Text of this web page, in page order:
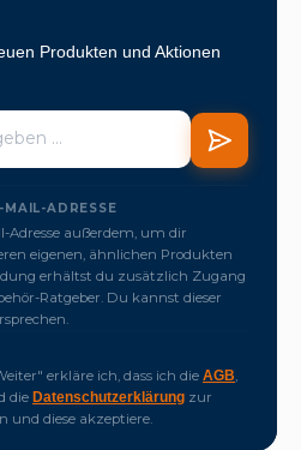
Produkten und Aktionen
MAIL-ADRESSE
Adresse außerdem, um dir
eigenen, ähnlichen Produkten
erhältst du zusätzlich Zugang
Ratgeber. Du kannst dieser
erkläre ich, dass ich die AGB
die Datenschutzerklärung zur
und diese akzeptiere.